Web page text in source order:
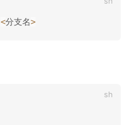
<分支名>